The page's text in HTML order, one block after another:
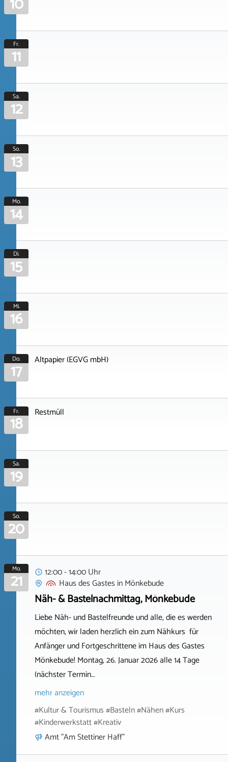
Fr.
11
Sa.
12
So.
13
Mo.
14
Di.
15
Mi.
16
Do.
17 Altpapier (EGVG mbH)
Fr.
18 Restmüll
Sa.
19
So.
20
Mo.
21
12:00 - 14:00 Uhr
Haus des Gastes inMönkebude
Näh- & Bastelnachmittag, Mönkebude
Liebe Näh- und Bastelfreunde und alle, die es werden
möchten, wir laden herzlich ein zum Nähkurs für
Anfänger und Fortgeschrittene im Haus des Gastes
Mönkebude! Montag, 26. Januar 2026 alle 14 Tage
(nächster Termin…
mehr anzeigen
#Kultur & Tourismus #Basteln #Nähen #Kurs
#Kinderwerkstatt #Kreativ
Amt "Am Stettiner Haff"